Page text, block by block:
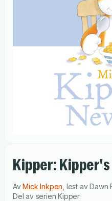
Kipper:
AvMick Inkpen lest avDawn
Del av serienKipper.